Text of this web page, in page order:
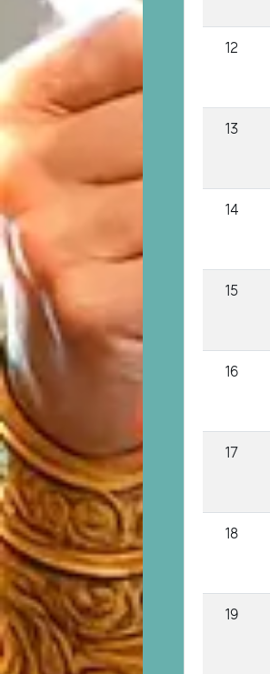
12
13
14
15
16
17
18
19